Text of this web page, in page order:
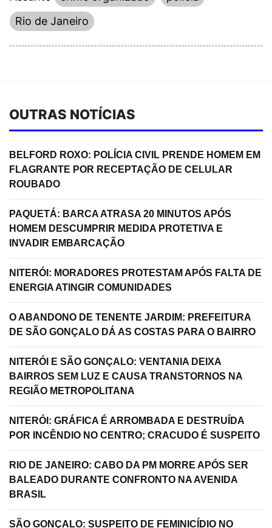
Rio de Janeiro
OUTRAS NOTÍCIAS
BELFORD ROXO: POLÍCIA CIVIL PRENDE HOMEM EM
FLAGRANTE POR RECEPTAÇÃO DE CELULAR
ROUBADO
PAQUETÁ: BARCA ATRASA 20 MINUTOS APÓS
HOMEM DESCUMPRIR MEDIDA PROTETIVA E
INVADIR EMBARCAÇÃO
NITERÓI: MORADORES PROTESTAM APÓS FALTA DE
ENERGIA ATINGIR COMUNIDADES
O ABANDONO DE TENENTE JARDIM: PREFEITURA
DE SÃO GONÇALO DÁ AS COSTAS PARA O BAIRRO
NITERÓI E SÃO GONÇALO: VENTANIA DEIXA
BAIRROS SEM LUZ E CAUSA TRANSTORNOS NA
REGIÃO METROPOLITANA
NITERÓI: GRÁFICA É ARROMBADA E DESTRUÍDA
POR INCÊNDIO NO CENTRO; CRACUDO É SUSPEITO
RIO DE JANEIRO: CABO DA PM MORRE APÓS SER
BALEADO DURANTE CONFRONTO NA AVENIDA
BRASIL
SÃO GONÇALO: SUSPEITO DE FEMINICÍDIO NO